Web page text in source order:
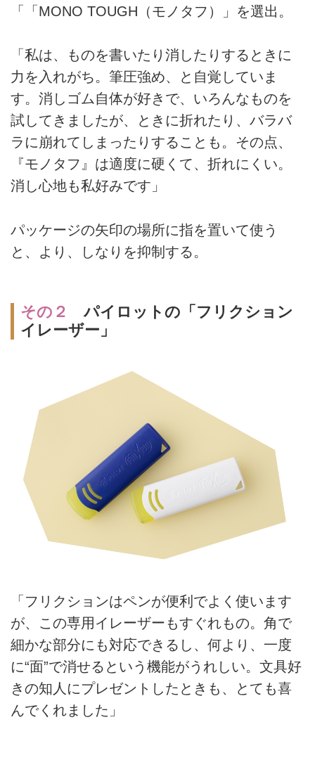
「「MONO TOUGH（モノタフ）」を選出。
「私は、ものを書いたり消したりするときに
力を入れがち。筆圧強め、と自覚していま
す。消しゴム自体が好きで、いろんなものを
試してきましたが、ときに折れたり、バラバ
ラに崩れてしまったりすることも。その点、
『モノタフ』は適度に硬くて、折れにくい。
消し心地も私好みです」
パッケージの矢印の場所に指を置いて使う
と、より、しなりを抑制する。
その２
パイロットの「フリクション
イレーザー」
「フリクションはペンが便利でよく使います
が、この専用イレーザーもすぐれもの。角で
細かな部分にも対応できるし、何より、一度
に“面”で消せるという機能がうれしい。文具好
きの知人にプレゼントしたときも、とても喜
んでくれました」